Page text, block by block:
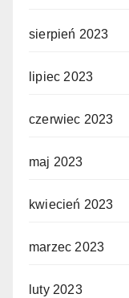
sierpień 2023
lipiec 2023
czerwiec 2023
maj 2023
kwiecień 2023
marzec 2023
luty 2023